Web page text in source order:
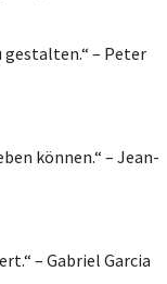
gestalten.“ – Peter
können.“ – Jean-
– Gabriel Garcia